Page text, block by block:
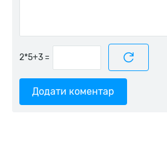
=
Додати коментар